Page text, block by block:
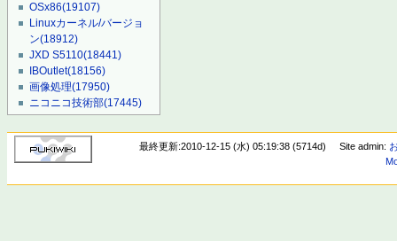
OSx86(19107)
Linuxカーネル/バージョ
ン(18912)
JXD S5110(18441)
IBOutlet(18156)
画像処理(17950)
ニコニコ技術部(17445)
最終更新:2010-12-15 (水) 05:19:38 (5714d) Site admin: